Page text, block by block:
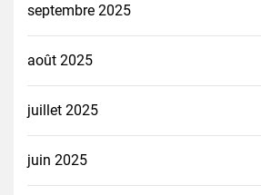
septembre 2025
août 2025
juillet 2025
juin 2025